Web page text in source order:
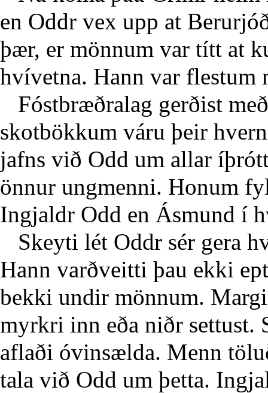
en Oddr vex upp at
þær, er mönnum var títt at
hvívetna. Hann var flestum
Fóstbræðralag gerðist
skotbökkum váru þeir
jafns við Odd um allar
önnur ungmenni. Honum
Ingjaldr Odd en Ásmund í
Skeyti lét Oddr sér gera
Hann varðveitti þau ekki
bekki undir mönnum.
myrkri inn eða niðr settust.
aflaði óvinsælda. Menn
tala við Odd um þetta.